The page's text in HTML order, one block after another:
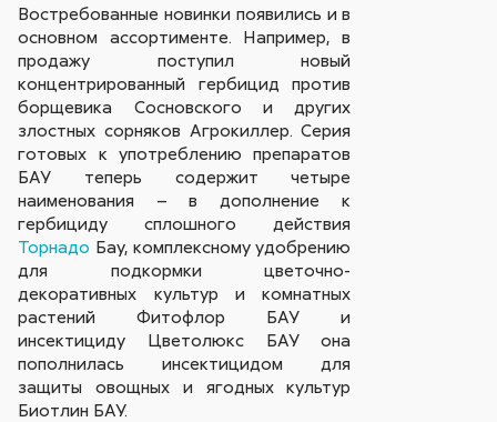
Востребованные новинки появились и в
основном ассортименте. Например, в
продажу поступил новый
концентрированный гербицид против
борщевика Сосновского и других
злостных сорняков Агрокиллер. Серия
готовых к употреблению препаратов
БАУ теперь содержит четыре
наименования – в дополнение к
гербициду сплошного действия
Торнадо Бау, комплексному удобрению
для подкормки цветочно-
декоративных культур и комнатных
растений Фитофлор БАУ и
инсектициду Цветолюкс БАУ она
пополнилась инсектицидом для
защиты овощных и ягодных культур
Биотлин БАУ.